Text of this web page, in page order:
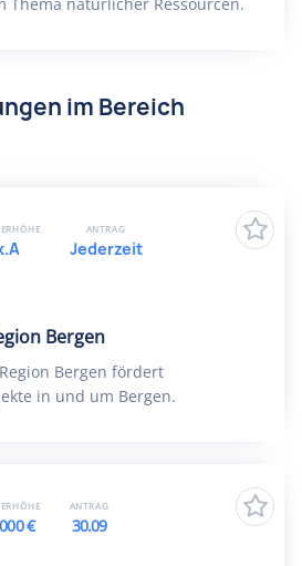
im Bereich
Bergen
Bergen fördert
in und um Bergen.
ANTRAG
Jederzeit
€
ANTRAG
30.09